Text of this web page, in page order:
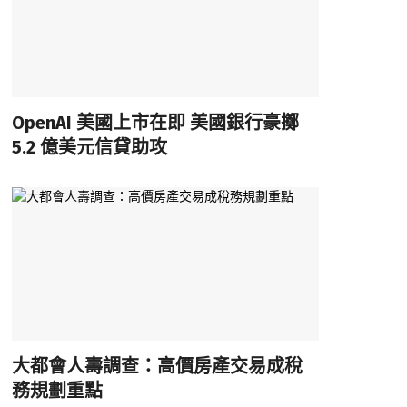
OpenAI 美國上市在即 美國銀行豪擲
5.2 億美元信貸助攻
大都會人壽調查：高價房產交易成稅
務規劃重點